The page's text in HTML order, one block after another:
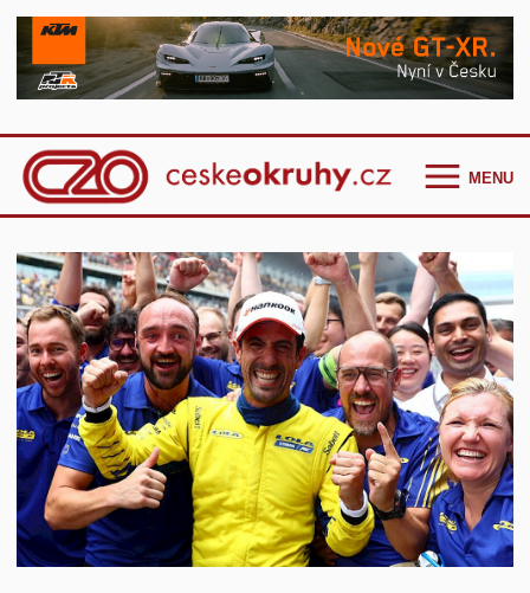
MENU
Češi ve světě
GT Cup Series
TCR Eastern Europe
F4 CEZ
Clio Cup Bohemia
Ostatní
Historie